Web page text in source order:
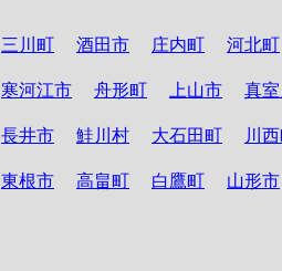
三川町 酒田市 庄内町 河北町
寒河江市 舟形町 上山市 真
長井市 鮭川村 大石田町 川
東根市 高畠町 白鷹町 山形市